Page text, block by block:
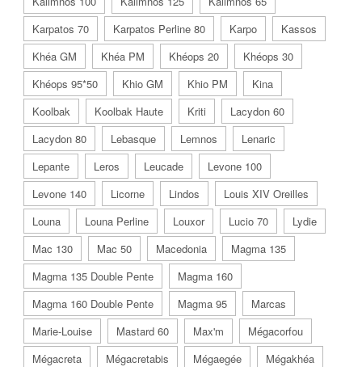
Karpatos 70
Karpatos Perline 80 Karpo
Kassos
Khéa GM
Khéa PM Khéops 20
Khéops 30
Khéops 95*50
Khio GM Khio PM
Kina
Koolbak
Koolbak Haute Kriti
Lacydon 60
Lacydon 80
Lebasque Lemnos
Lenaric
Lepante
Leros Leucade
Levone 100
Levone 140
Licorne Lindos
Louis XIV Oreilles
Louna
Louna Perline Louxor Lucio 70
Lydie
Mac 130
Mac 50 Macedonia
Magma 135
Magma 135 Double Pente
Magma 160
Magma 160 Double Pente
Magma 95
Marcas
Marie-Louise
Mastard 60 Max'm
Mégacorfou
Mégacreta
Mégacretabis Mégaegée
Mégakhéa